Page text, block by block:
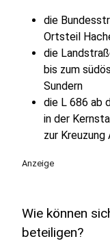
die
Ortsteil
die
bis zum
Sundern
die L 686 ab
in der
zur
Anzeige
Wie können
beteiligen?